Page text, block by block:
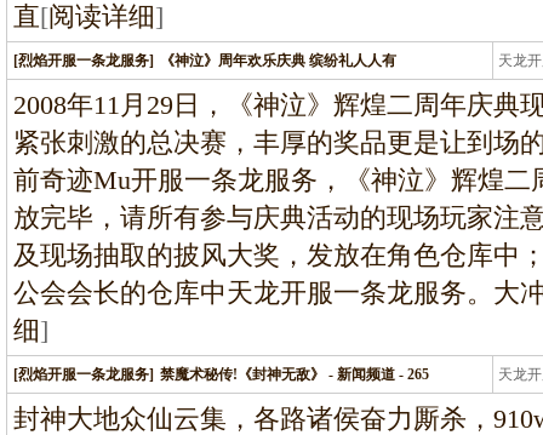
直[阅读详细]
[烈焰开服一条龙服务] 《神泣》周年欢乐庆典 缤纷礼人人有 天龙
龙
2008年11月29日，《神泣》辉煌二周年庆典
紧张刺激的总决赛，丰厚的奖品更是让到场
前奇迹Mu开服一条龙服务，《神泣》辉煌
放完毕，请所有参与庆典活动的现场玩家注
及现场抽取的披风大奖，发放在角色仓库中
公会会长的仓库中天龙开服一条龙服务。大
细]
[烈焰开服一条龙服务] 禁魔术秘传!《封神无敌》 - 新闻频道 - 265 天龙
龙
封神大地众仙云集，各路诸侯奋力厮杀，